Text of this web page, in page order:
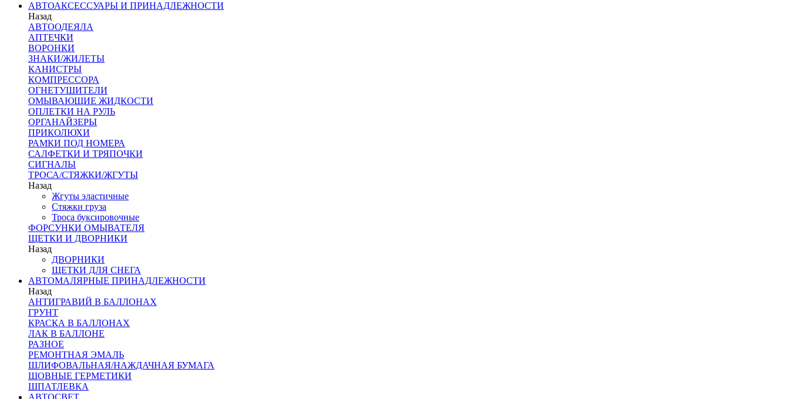
АВТОАКСЕССУАРЫ И ПРИНАДЛЕЖНОСТИ
Назад
АВТООДЕЯЛА
АПТЕЧКИ
ВОРОНКИ
ЗНАКИ/ЖИЛЕТЫ
КАНИСТРЫ
КОМПРЕССОРА
ОГНЕТУШИТЕЛИ
ОМЫВАЮЩИЕ ЖИДКОСТИ
ОПЛЕТКИ НА РУЛЬ
ОРГАНАЙЗЕРЫ
ПРИКОЛЮХИ
РАМКИ ПОД НОМЕРА
САЛФЕТКИ И ТРЯПОЧКИ
СИГНАЛЫ
ТРОСА/СТЯЖКИ/ЖГУТЫ
Назад
Жгуты эластичные
Стяжки груза
Троса буксировочные
ФОРСУНКИ ОМЫВАТЕЛЯ
ЩЕТКИ И ДВОРНИКИ
Назад
ДВОРНИКИ
ЩЕТКИ ДЛЯ СНЕГА
АВТОМАЛЯРНЫЕ ПРИНАДЛЕЖНОСТИ
Назад
АНТИГРАВИЙ В БАЛЛОНАХ
ГРУНТ
КРАСКА В БАЛЛОНАХ
ЛАК В БАЛЛОНЕ
РАЗНОЕ
РЕМОНТНАЯ ЭМАЛЬ
ШЛИФОВАЛЬНАЯ/НАЖДАЧНАЯ БУМАГА
ШОВНЫЕ ГЕРМЕТИКИ
ШПАТЛЕВКА
АВТОСВЕТ